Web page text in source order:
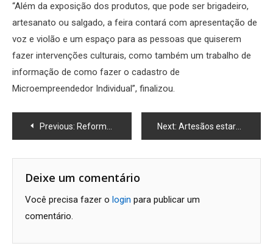
“Além da exposição dos produtos, que pode ser brigadeiro,
artesanato ou salgado, a feira contará com apresentação de
voz e violão e um espaço para as pessoas que quiserem
fazer intervenções culturais, como também um trabalho de
informação de como fazer o cadastro de
Microempreendedor Individual”, finalizou.
Navegação
de
Post
Previous: Reforma do Calçadão trará beleza e acessibilidade Next: Artesãos estarão no desfile de aniversário de 209 de Maca
Deixe um comentário
Você precisa fazer o login para publicar um
comentário.